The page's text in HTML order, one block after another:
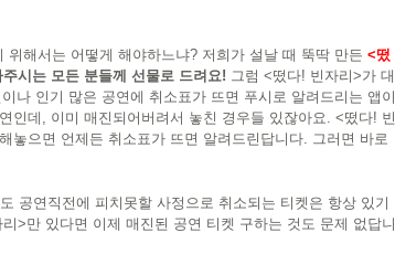
위해서는 어떻게 해야하느냐? 저희가 설날 때 뚝딱 만든 <떴
시는 모든 분들께 선물로 드려요! 그럼 <떴다! 빈자리>가 대
나 인기 많은 공연에 취소표가 뜨면 푸시로 알려드리는 앱이
인데, 이미 매진되어버려서 놓친 경우들 있잖아요. <떴다! 빈
놓으면 언제든 취소표가 뜨면 알려드린답니다. 그러면 바로
공연직전에 피치못할 사정으로 취소되는 티켓은 항상 있기
>만 있다면 이제 매진된 공연 티켓 구하는 것도 문제 없답니